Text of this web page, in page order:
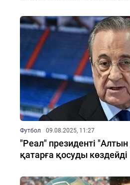
Футбол 09.08.2025, 11:27
"Реал" президенті "Алтын
қатарға қосуды көздейді